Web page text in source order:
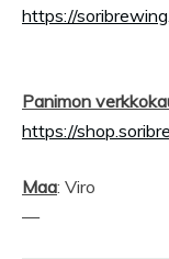
https://
Panimon
https://
Maa: Viro
—